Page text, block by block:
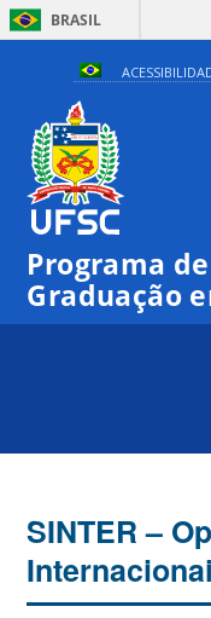
BRASIL
Programa
Graduação
SINTER –